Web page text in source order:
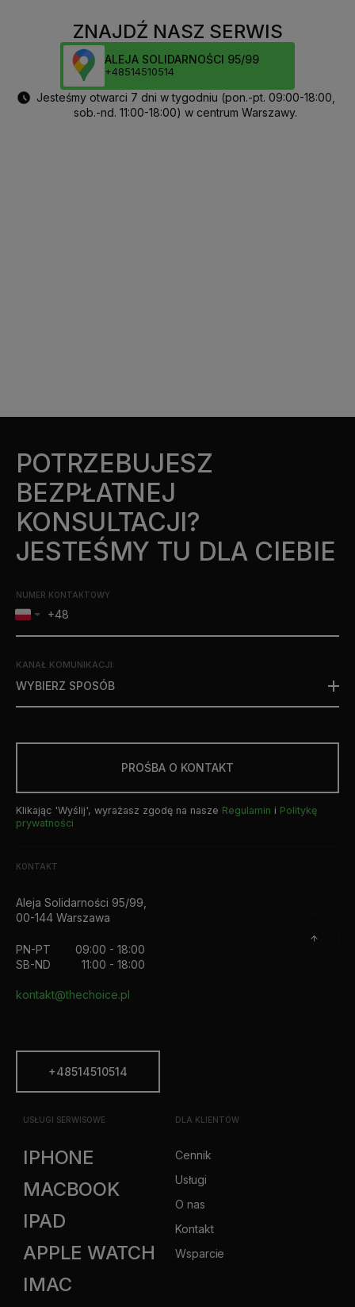
ZNAJDŹ NASZ SERWIS
ALEJA SOLIDARNOŚCI 95/99
+48514510514
Jesteśmy otwarci 7 dni w tygodniu (pon.-pt. 09:00-18:00,
sob.-nd. 11:00-18:00) w centrum Warszawy.
POTRZEBUJESZ
BEZPŁATNEJ
KONSULTACJI?
JESTEŚMY TU DLA CIEBIE
NUMER KONTAKTOWY
KANAŁ KOMUNIKACJI:
WYBIERZ SPOSÓB
PROŚBA O KONTAKT
Klikając 'Wyślij', wyrażasz zgodę na nasze Regulamin i Politykę
prywatności
KONTAKT
Aleja Solidarności 95/99,
00-144 Warszawa
PN-PT
09:00 - 18:00
SB-ND
11:00 - 18:00
kontakt@thechoice.pl
+48514510514
USŁUGI SERWISOWE
IPHONE
MACBOOK
IPAD
APPLE WATCH
IMAC
DLA KLIENTÓW
Cennik
Usługi
O nas
Kontakt
Wsparcie